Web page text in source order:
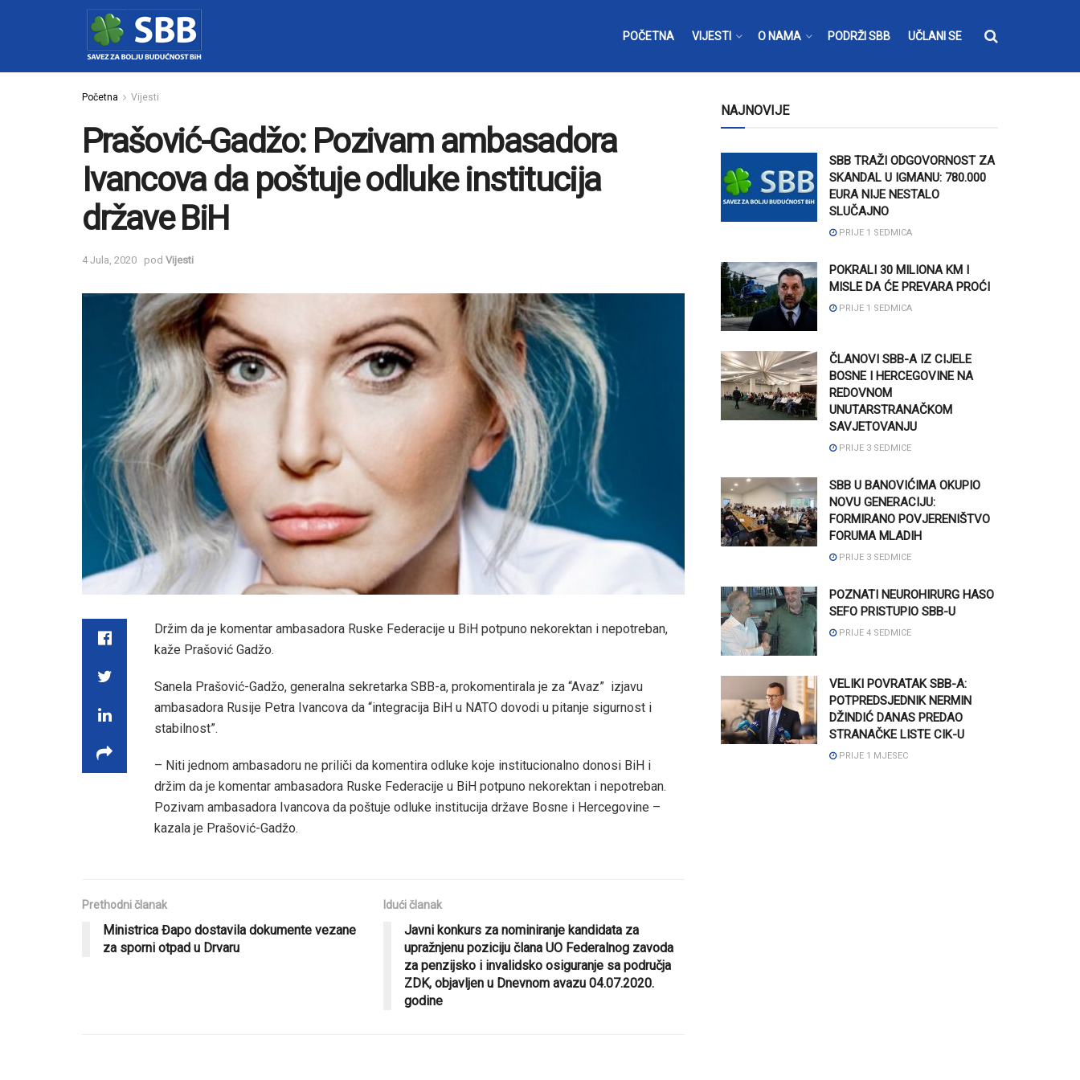
POČETNA VIJESTI O NAMA PODRŽI SBB UČLANI SE
Početna Vijesti
Prašović-Gadžo: Pozivam ambasadora
Ivancova da poštuje odluke institucija
države BiH
4 Jula, 2020 pod Vijesti
Držim da je komentar ambasadora Ruske Federacije u BiH potpuno nekorektan i nepotreban,
kaže Prašović Gadžo.
Sanela Prašović-Gadžo, generalna sekretarka SBB-a, prokomentirala je za “Avaz” izjavu
ambasadora Rusije Petra Ivancova da “integracija BiH u NATO dovodi u pitanje sigurnost i
stabilnost”.
– Niti jednom ambasadoru ne priliči da komentira odluke koje institucionalno donosi BiH i
držim da je komentar ambasadora Ruske Federacije u BiH potpuno nekorektan i nepotreban.
Pozivam ambasadora Ivancova da poštuje odluke institucija države Bosne i Hercegovine –
kazala je Prašović-Gadžo.
Prethodni članak
Ministrica Đapo dostavila dokumente vezane
za sporni otpad u Drvaru
Idući članak
Javni konkurs za nominiranje kandidata za
upražnjenu poziciju člana UO Federalnog zavoda
za penzijsko i invalidsko osiguranje sa područja
ZDK, objavljen u Dnevnom avazu 04.07.2020.
godine
NAJNOVIJE
SBB TRAŽI ODGOVORNOST ZA
SKANDAL U IGMANU: 780.000
EURA NIJE NESTALO
SLUČAJNO
PRIJE 1 SEDMICA
POKRALI 30 MILIONA KM I
MISLE DA ĆE PREVARA PROĆI
PRIJE 1 SEDMICA
ČLANOVI SBB-A IZ CIJELE
BOSNE I HERCEGOVINE NA
REDOVNOM
UNUTARSTRANAČKOM
SAVJETOVANJU
PRIJE 3 SEDMICE
SBB U BANOVIĆIMA OKUPIO
NOVU GENERACIJU:
FORMIRANO POVJERENIŠTVO
FORUMA MLADIH
PRIJE 3 SEDMICE
POZNATI NEUROHIRURG HASO
SEFO PRISTUPIO SBB-U
PRIJE 4 SEDMICE
VELIKI POVRATAK SBB-A:
POTPREDSJEDNIK NERMIN
DŽINDIĆ DANAS PREDAO
STRANAČKE LISTE CIK-U
PRIJE 1 MJESEC